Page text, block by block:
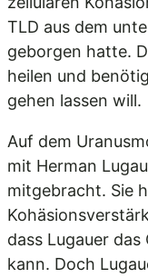
TLD aus dem
geborgen hatte.
heilen und
gehen lassen will.
Auf dem
mit Herman
mitgebracht. Sie
dass Lugauer
kann. Doch